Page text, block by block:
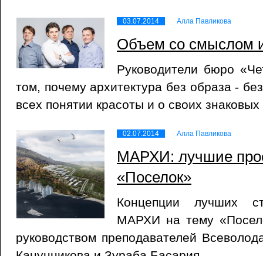
03.07.2014 Алла Павликова
Объем со смыслом
Руководители бюро
том, почему архитектура без образа -
всех понятии красоты и о своих
02.07.2014 Алла Павликова
МАРХИ: лучшие
«Поселок»
Концепции лучших
МАРХИ на тему
руководством преподавателей